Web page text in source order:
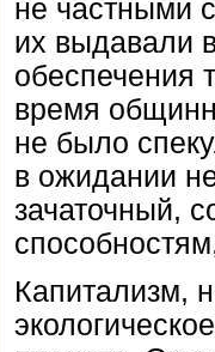
не частными
их выдавали
обеспечения
время
не было
в ожидании
зачаточный,
Капитализм,